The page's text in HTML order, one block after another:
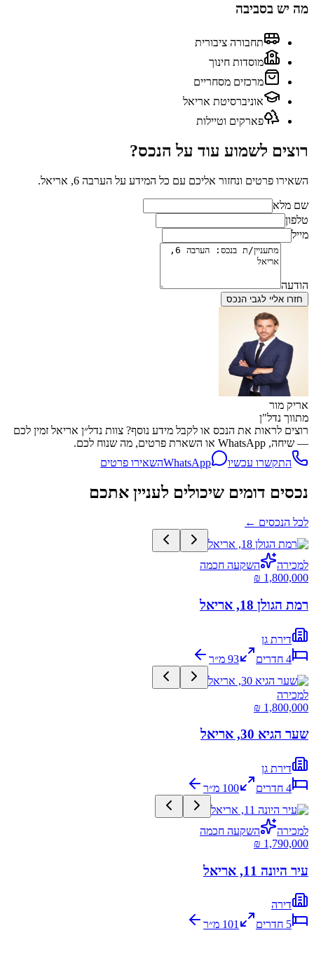
מה יש בסביבה
תחבורה ציבורית
מוסדות חינוך
מרכזים מסחריים
אוניברסיטת אריאל
פארקים וטיילות
רוצים לשמוע עוד על הנכס?
השאירו פרטים ונחזור אליכם עם כל המידע על הערבה 6, אריאל .
שם מלא
טלפון
מייל
הודעה
חזרו אליי לגבי הנכס
אריק מור
מתווך נדל"ן
רוצים לראות את הנכס או לקבל מידע נוסף? צוות נדל״ן אריאל זמין לכם
— שיחה, WhatsApp או השארת פרטים, מה שנוח לכם.
התקשרו עכשיו
WhatsAppהשאירו פרטים
נכסים דומים שיכולים לעניין אתכם
לכל הנכסים ←
למכירה
השקעה חכמה
רמת הגולן 18, אריאל
דירת גן
4 חדרים 93 מ״ר
למכירה
שער הגיא 30, אריאל
דירת גן
4 חדרים 100 מ״ר
למכירה
השקעה חכמה
עיר היונה 11, אריאל
דירה
5 חדרים 101 מ״ר